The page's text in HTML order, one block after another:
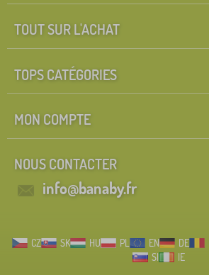
TOUT SUR L'ACHAT
TOPS CATÉGORIES
MON COMPTE
NOUS CONTACTER
info@banaby.fr
CZ SK HU PL EN DE
SI
IE